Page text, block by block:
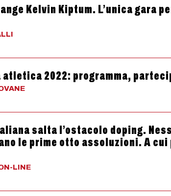
Kelvin Kiptum. L’unica gara
atletica 2022: programma,
salta l’ostacolo doping.
le prime otto assoluzioni. A
LINE